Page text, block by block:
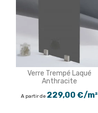
Verre Trempé Laqué
Anthracite
A partir de 229,00 €/m²